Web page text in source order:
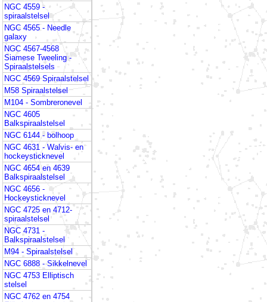
NGC 4559 -
spiraalstelsel
NGC 4565 - Needle
galaxy
NGC 4567-4568
Siamese Tweeling -
Spiraalstelsels
NGC 4569 Spiraalstelsel
M58 Spiraalstelsel
M104 - Sombreronevel
NGC 4605
Balkspiraalstelsel
NGC 6144 - bolhoop
NGC 4631 - Walvis- en
hockeysticknevel
NGC 4654 en 4639
Balkspiraalstelsel
NGC 4656 -
Hockeysticknevel
NGC 4725 en 4712-
spiraalstelsel
NGC 4731 -
Balkspiraalstelsel
M94 - Spiraalstelsel
NGC 6888 - Sikkelnevel
NGC 4753 Elliptisch
stelsel
NGC 4762 en 4754